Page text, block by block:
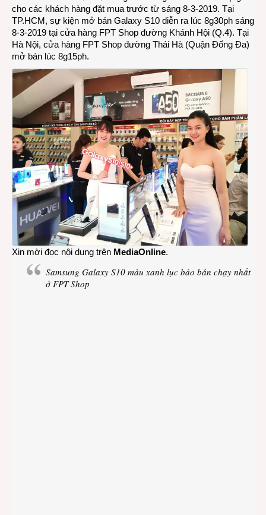
xanh
lục
bảo
cho các khách hàng đặt mua trước từ sáng 8-3-2019. Tại
TP.HCM, sự kiện mở bán Galaxy S10 diễn ra lúc 8g30ph sáng
8-3-2019 tại cửa hàng FPT Shop đường Khánh Hội (Q.4). Tại
Hà Nội, cửa hàng FPT Shop đường Thái Hà (Quận Đống Đa)
mở bán lúc 8g15ph.
Xin mời đọc nội dung trên MediaOnline.
Samsung Galaxy S10 màu xanh lục bảo bán chạy nhất
ở FPT Shop